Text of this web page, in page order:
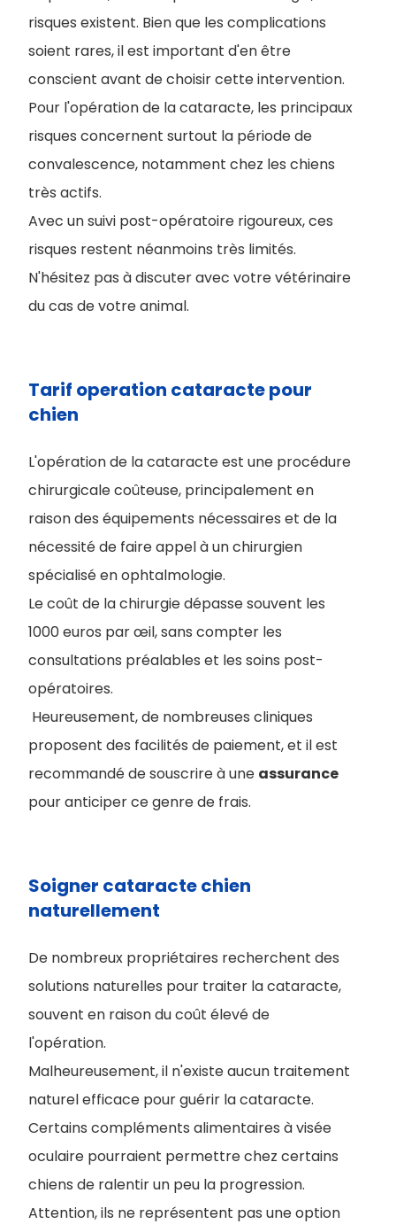
risques existent. Bien que les complications
soient rares, il est important d'en être
conscient avant de choisir cette intervention.
Pour l'opération de la cataracte, les principaux
risques concernent surtout la période de
convalescence, notamment chez les chiens
très actifs.
Avec un suivi post-opératoire rigoureux, ces
risques restent néanmoins très limités.
N'hésitez pas à discuter avec votre vétérinaire
du cas de votre animal.
Tarif operation cataracte pour
chien
L'opération de la cataracte est une procédure
chirurgicale coûteuse, principalement en
raison des équipements nécessaires et de la
nécessité de faire appel à un chirurgien
spécialisé en ophtalmologie.
Le coût de la chirurgie dépasse souvent les
1000 euros par œil, sans compter les
consultations préalables et les soins post-
opératoires.
Heureusement, de nombreuses cliniques
proposent des facilités de paiement, et il est
recommandé de souscrire à une assurance
pour anticiper ce genre de frais.
Soigner cataracte chien
naturellement
De nombreux propriétaires recherchent des
solutions naturelles pour traiter la cataracte,
souvent en raison du coût élevé de
l'opération.
Malheureusement, il n'existe aucun traitement
naturel efficace pour guérir la cataracte.
Certains compléments alimentaires à visée
oculaire pourraient permettre chez certains
chiens de ralentir un peu la progression.
Attention, ils ne représentent pas une option